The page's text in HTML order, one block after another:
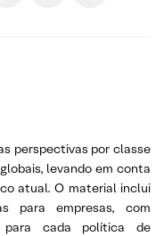
perspectivas por classe
levando em conta
atual. O material inclui
para empresas, com
cada política de